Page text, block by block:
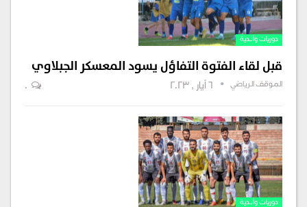
دوريات وأندية
قبل لقاء الفتوة التفاؤل يسود المعسكر الجبلاوي
الموقف الرياضي 0
دوريات وأندية